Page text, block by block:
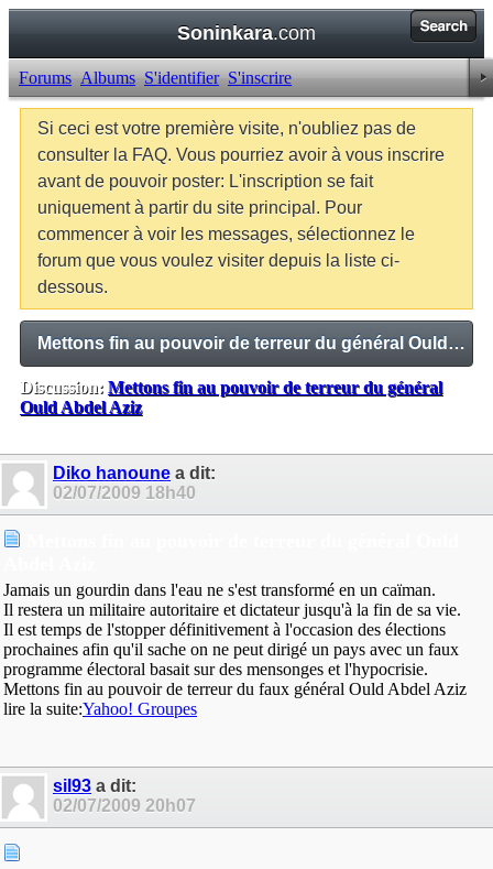
Soninkara.com
Forums Albums S'identifier S'inscrire
Si ceci est votre première visite, n'oubliez pas de
consulter la FAQ. Vous pourriez avoir à vous inscrire
avant de pouvoir poster: L'inscription se fait
uniquement à partir du site principal. Pour
commencer à voir les messages, sélectionnez le
forum que vous voulez visiter depuis la liste ci-
dessous.
Mettons fin au pouvoir de terreur du général Ould Abdel Aziz
Discussion: Mettons fin au pouvoir de terreur du général
Ould Abdel Aziz
Diko hanoune a dit:
02/07/2009 18h40
Jamais un gourdin dans l'eau ne s'est transformé en un caïman.
Il restera un militaire autoritaire et dictateur jusqu'à la fin de sa vie.
Il est temps de l'stopper définitivement à l'occasion des élections
prochaines afin qu'il sache on ne peut dirigé un pays avec un faux
programme électoral basait sur des mensonges et l'hypocrisie.
Mettons fin au pouvoir de terreur du faux général Ould Abdel Aziz
lire la suite:Yahoo! Groupes
sil93 a dit:
02/07/2009 20h07